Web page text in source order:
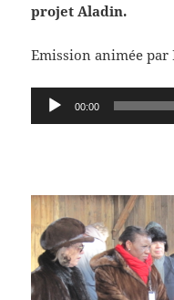
projet Aladin.
Emission animée
Lecteur
audio
00:00